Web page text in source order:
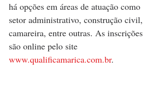
há opções em áreas de atuação como
setor administrativo, construção civil,
camareira, entre outras. As inscrições
são online pelo site
www.qualificamarica.com.br.